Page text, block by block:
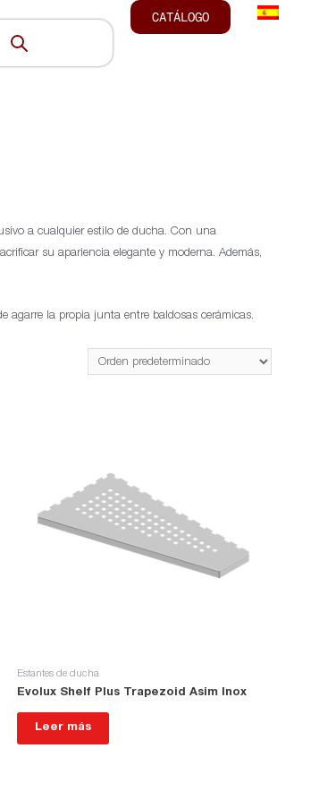
CATÁLOGO
a cualquier estilo de ducha. Con una
su apariencia elegante y moderna. Además,
agarre la propia junta entre baldosas cerámicas.
Estantes de ducha
Evolux Shelf Plus Trapezoid Asim Inox
Leer más